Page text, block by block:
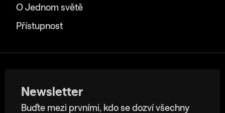
O Jednom světě
Přístupnost
Newsletter
Buďte mezi prvními, kdo se dozví všechny